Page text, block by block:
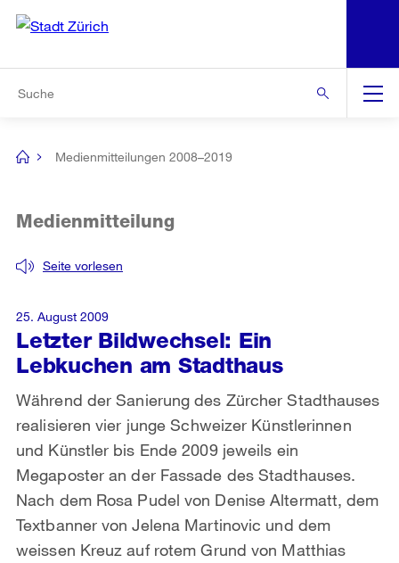
Navigation
[no
Medienmitteilungen 2008–2019
Letzter Bildwechsel: Ein
Lebkuchen am Stadthaus
Seite vorlesen
Medienmitteilung
Während der Sanierung des Zürcher Stadthauses
realisieren vier junge Schweizer Künstlerinnen
und Künstler bis Ende 2009 jeweils ein
Megaposter an der Fassade des Stadthauses.
Nach dem Rosa Pudel von Denise Altermatt, dem
Textbanner von Jelena Martinovic und dem
weissen Kreuz auf rotem Grund von Matthias
25. August 2009